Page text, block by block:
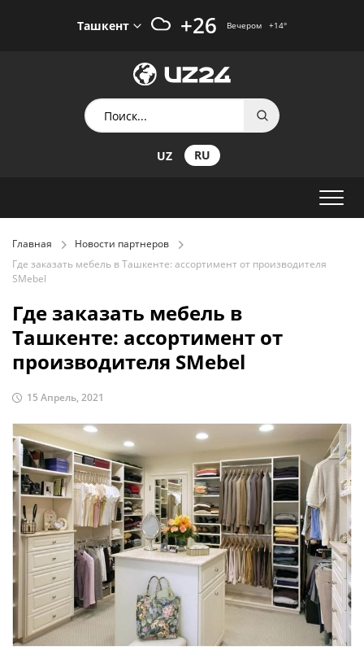
Ташкент +26 Вечером +14°
UZ RU
Главная
Новости партнеров
Где заказать мебель в Ташкенте: ассортимент от производителя
SMebel
Где заказать мебель в
Ташкенте: ассортимент от
производителя SMebel
15 Апрель, 2021